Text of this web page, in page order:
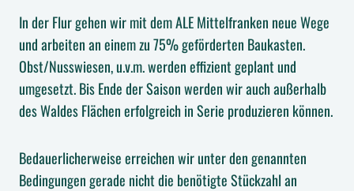
In der Flur gehen wir mit dem ALE Mittelfranken neue Wege
und arbeiten an einem zu 75% geförderten Baukasten.
Obst/Nusswiesen, u.v.m. werden effizient geplant und
umgesetzt. Bis Ende der Saison werden wir auch außerhalb
des Waldes Flächen erfolgreich in Serie produzieren können.
Bedauerlicherweise erreichen wir unter den genannten
Bedingungen gerade nicht die benötigte Stückzahl an